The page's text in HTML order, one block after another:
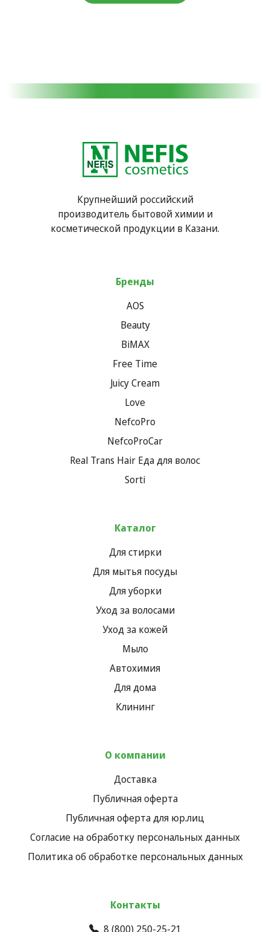
Крупнейший российский
производитель бытовой химии и
косметической продукции в Казани.
Бренды
AOS
Beauty
BiMAX
Free Time
Juicy Cream
Love
NefcoPro
NefcoProCar
Real Trans Hair Еда для волос
Sorti
Каталог
Для стирки
Для мытья посуды
Для уборки
Уход за волосами
Уход за кожей
Мыло
Автохимия
Для дома
Клининг
О компании
Доставка
Публичная оферта
Публичная оферта для юр.лиц
Согласие на обработку персональных данных
Политика об обработке персональных данных
Контакты
8 (800) 250-25-21